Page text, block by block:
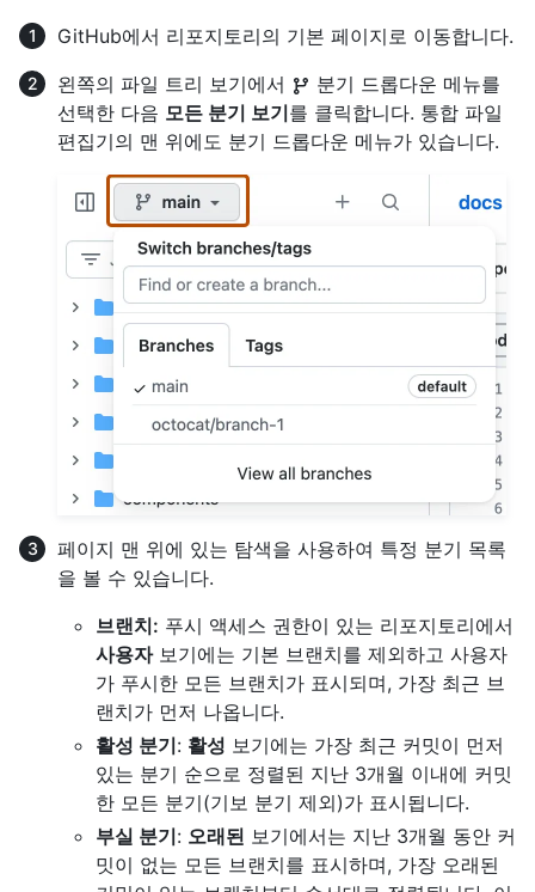
GitHub에서 리포지토리의 기본 페이지로 이동합니다.
왼쪽의 파일 트리 보기에서
분기 드롭다운 메뉴를
선택한 다음 모든 분기 보기를 클릭합니다. 통합 파일
편집기의 맨 위에도 분기 드롭다운 메뉴가 있습니다.
페이지 맨 위에 있는 탐색을 사용하여 특정 분기 목록
을 볼 수 있습니다.
브랜치: 푸시 액세스 권한이 있는 리포지토리에서
사용자보기에는 기본 브랜치를 제외하고 사용자
가 푸시한 모든 브랜치가 표시되며, 가장 최근 브
랜치가 먼저 나옵니다.
활성 분기: 활성 보기에는 가장 최근 커밋이 먼저
있는 분기 순으로 정렬된 지난 3개월 이내에 커밋
한 모든 분기(기보 분기 제외)가 표시됩니다.
부실 분기: 오래된 보기에서는 지난 3개월 동안 커
밋이 없는 모든 브랜치를 표시하며, 가장 오래된